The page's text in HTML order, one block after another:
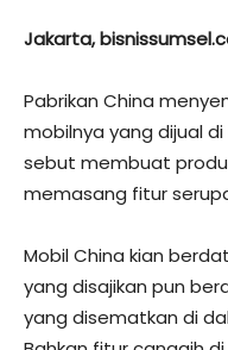
Jakarta,
Pabrikan China
mobilnya yang dijual
sebut membuat
memasang fitur
Mobil China kian
yang disajikan pun
yang disematkan di